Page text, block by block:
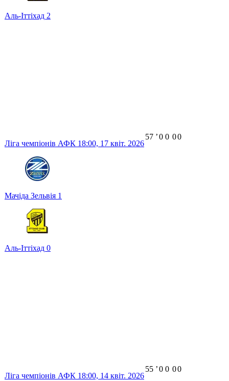
Аль-Іттіхад 2
Ліга чемпіонів АФК 18:00, 17 квіт. 2026
Мачіда Зельвія 1
Аль-Іттіхад 0
57 ʼ0 0 00
Ліга чемпіонів АФК 18:00, 14 квіт. 2026
55 ʼ0 0 00